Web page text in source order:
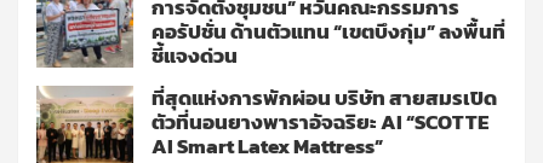
การจัดตั้งชุมชน” หวั่นคณะกรรมการ
คอรัปชั่น ด้านตัวแทน “เขตบึงกุ่ม” ลงพื้นที่
ชี้แจงด่วน
ที่สุดแห่งการพักผ่อน บริษัท สายสมรเปิด
ตัวที่นอนยางพาราอัจฉริยะ AI “SCOTTE
AI Smart Latex Mattress”